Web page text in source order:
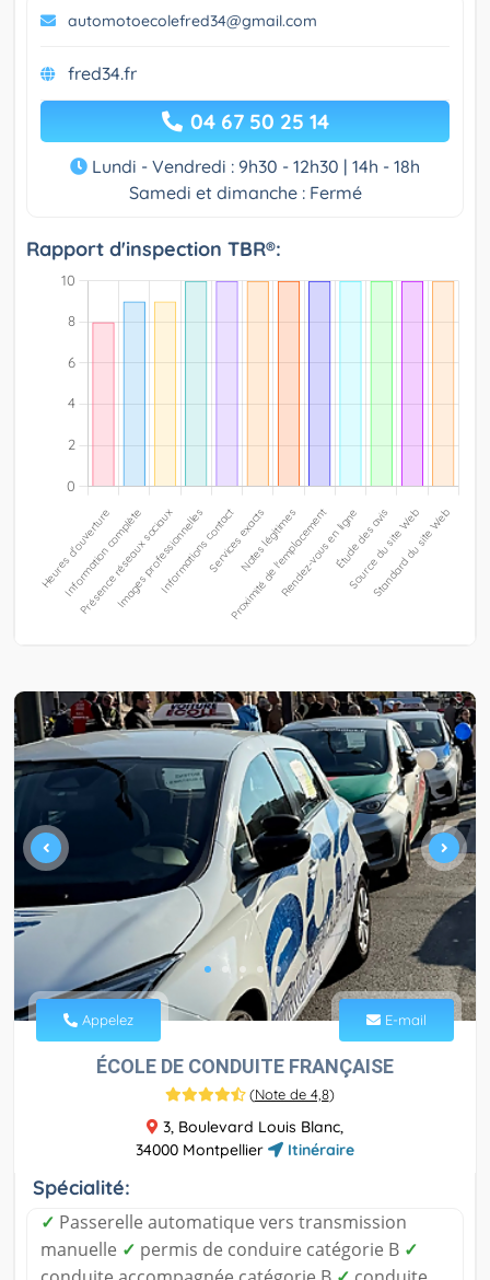
automotoecolefred34@gmail.com
fred34.fr
04 67 50 25 14
Lundi - Vendredi : 9h30 - 12h30 | 14h - 18h
Samedi et dimanche : Fermé
Rapport d'inspection TBR®:
Appelez E-mail
ÉCOLE DE CONDUITE FRANÇAISE
(Note de 4,8)
3, Boulevard Louis Blanc,
34000 Montpellier
Itinéraire
Spécialité:
✓ Passerelle automatique vers transmission
manuelle ✓ permis de conduire catégorie B ✓